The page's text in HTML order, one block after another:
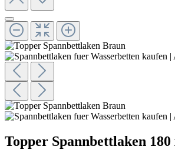
Topper Spannbettlaken 180